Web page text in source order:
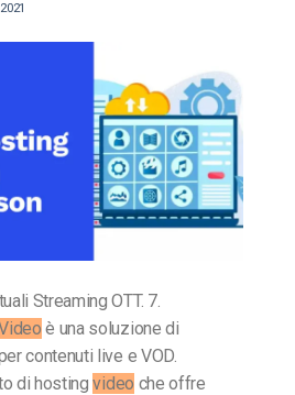
Streaming OTT. 7.
è una soluzione di
contenuti live e VOD.
di hostingvideo che offre